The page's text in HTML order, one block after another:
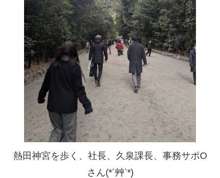
熱田神宮を歩く、社長、久泉課長、事務サポO
さん(*´艸`*)